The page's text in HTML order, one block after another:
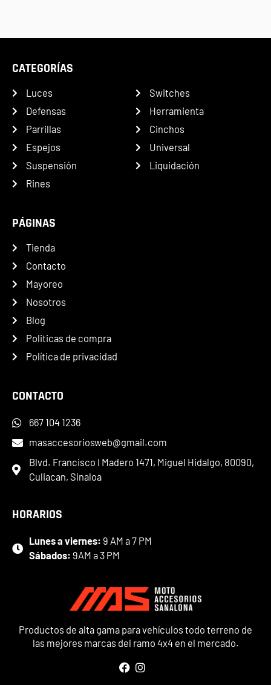
Productos de alta gama para vehículos todo terreno de
las mejores marcas del ramo 4x4 en el mercado.
CATEGORÍAS
Luces
Defensas
Parrillas
Espejos
Suspensión
Rines
Switches
Herramienta
Cinchos
Universal
Liquidación
PÁGINAS
Tienda
Contacto
Mayoreo
Nosotros
Blog
Politicas de compra
Política de privacidad
CONTACTO
667 104 1236
masaccesoriosweb@gmail.com
Blvd. Francisco I Madero 1471, Miguel Hidalgo, 80090,
Culiacan, Sinaloa
HORARIOS
Lunes a viernes: 9 AM a 7 PM
Sábados: 9AM a 3 PM